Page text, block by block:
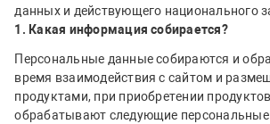
данных и действующего национального
1. Какая информация собирается?
Персональные данные собираются и
время взаимодействия с сайтом и
продуктами, при приобретении
обрабатывают следующие